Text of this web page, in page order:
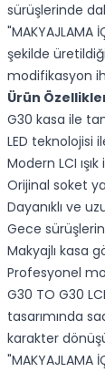
sürüşlerinde
şekilde
modifikasyon
Ürün
G30 kasa ile
LED teknolojisi
Modern LCI
Orijinal soket
Dayanıklı ve
Gece
Makyajlı kasa
Profesyonel
G30 TO G30 LCI
tasarımında
karakter